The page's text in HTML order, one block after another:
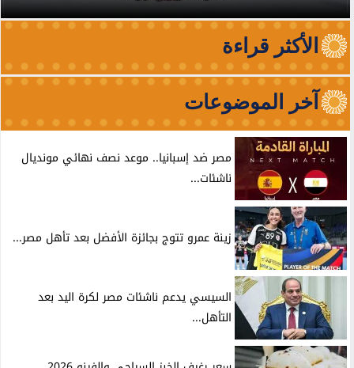
الأكثر قراءة
آخر الموضوعات
مصر ضد إسبانيا.. موعد نصف نهائي مونديال
ناشئات...
زينة عمرو تتوج بجائزة الأفضل بعد تأهل مصر...
السيسي يدعم ناشئات مصر لكرة اليد بعد
التأهل...